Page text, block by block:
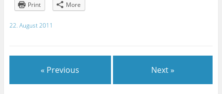
Print
More
22. August 2011
« Previous Next »